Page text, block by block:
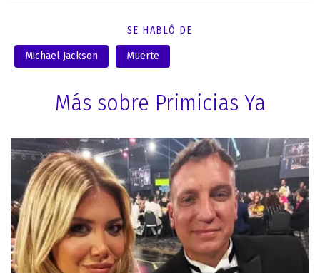
SE HABLÓ DE
Michael Jackson Muerte
Más sobre Primicias Ya